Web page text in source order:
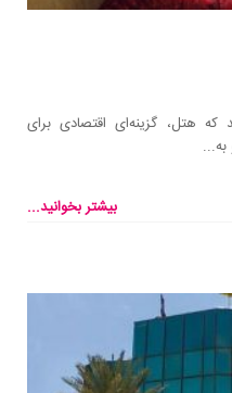
هتل، گزینه‌ای اقتصادی برای
بیشتر بخوانید...